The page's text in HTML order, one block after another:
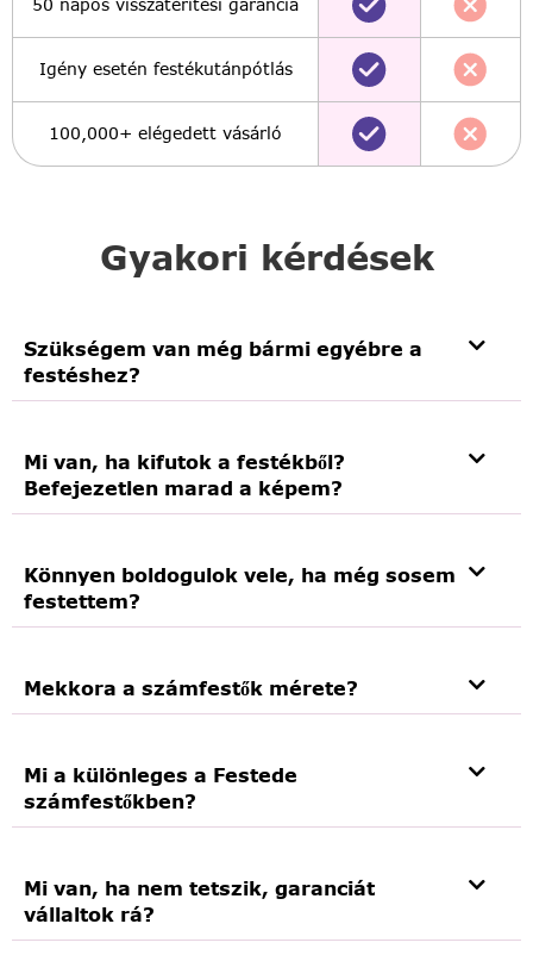
Gyakori kérdések
Szükségem van még bármi egyébre a
festéshez?
Mi van, ha kifutok a festékből?
Befejezetlen marad a képem?
Könnyen boldogulok vele, ha még sosem
festettem?
Mekkora a számfestők mérete?
Mi a különleges a Festede
számfestőkben?
Mi van, ha nem tetszik, garanciát
vállaltok rá?
Igény esetén festékutánpótlás
100,000+ elégedett vásárló